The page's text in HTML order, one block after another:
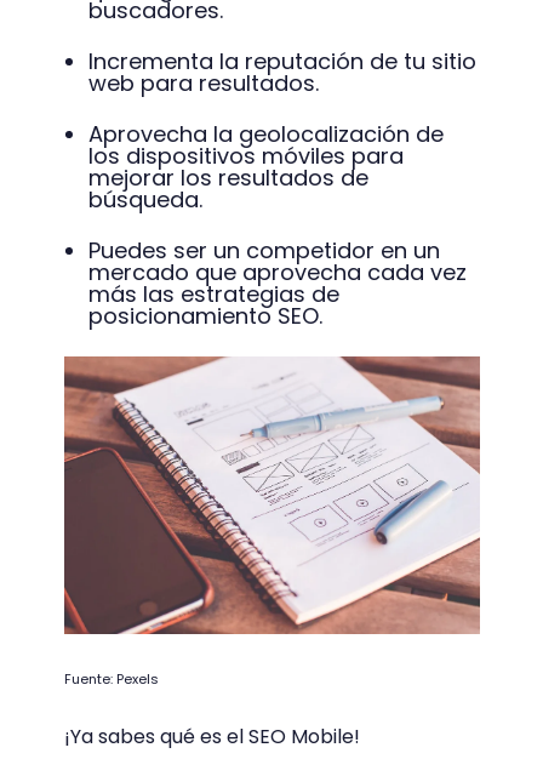
buscadores.
Incrementa la reputación de tu sitio
web para resultados.
Aprovecha la geolocalización de
los dispositivos móviles para
mejorar los resultados de
búsqueda.
Puedes ser un competidor en un
mercado que aprovecha cada vez
más las estrategias de
posicionamiento SEO.
Fuente: Pexels
¡Ya sabes qué es el SEO Mobile!